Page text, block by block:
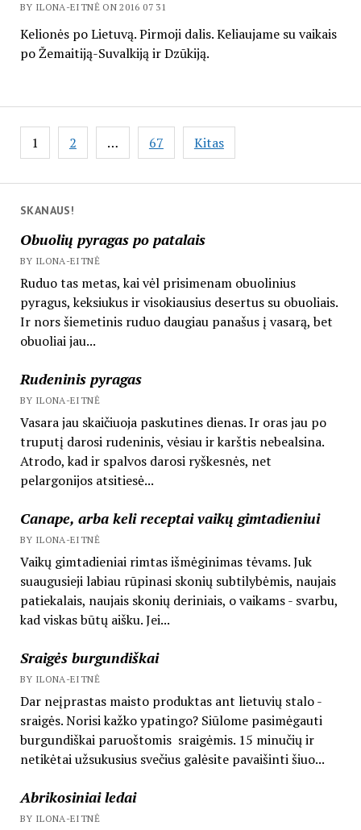
SKANAUS!
Obuolių pyragas po patalais
BY ILONA-EITNĖ
Ruduo tas metas, kai vėl prisimenam obuolinius
pyragus, keksiukus ir visokiausius desertus su obuoliais.
Ir nors šiemetinis ruduo daugiau panašus į vasarą, bet
obuoliai jau...
Rudeninis pyragas
BY ILONA-EITNĖ
Vasara jau skaičiuoja paskutines dienas. Ir oras jau po
truputį darosi rudeninis, vėsiau ir karštis nebealsina.
Atrodo, kad ir spalvos darosi ryškesnės, net
pelargonijos atsitiesė...
Canape, arba keli receptai vaikų gimtadieniui
BY ILONA-EITNĖ
Vaikų gimtadieniai rimtas išmėginimas tėvams. Juk
suaugusieji labiau rūpinasi skonių subtilybėmis, naujais
patiekalais, naujais skonių deriniais, o vaikams - svarbu,
kad viskas būtų aišku. Jei...
Sraigės burgundiškai
BY ILONA-EITNĖ
Dar neįprastas maisto produktas ant lietuvių stalo -
sraigės. Norisi kažko ypatingo? Siūlome pasimėgauti
burgundiškai paruoštomis sraigėmis. 15 minučių ir
netikėtai užsukusius svečius galėsite pavaišinti šiuo...
Abrikosiniai ledai
BY ILONA-EITNĖ
BY ILONA-EITNĖ ON 2016 07 31
Kelionės po Lietuvą. Pirmoji dalis. Keliaujame su vaikais
po Žemaitiją-Suvalkiją ir Dzūkiją.
Įrašų
puslapiavimas
1 2 … 67 Kitas